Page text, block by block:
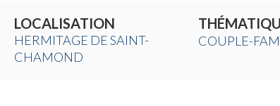
LOCALISATION
HERMITAGE DE SAINT-
CHAMOND
COUPLE-